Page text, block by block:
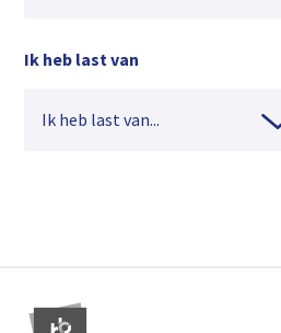
Ik heb last van
Ik heb last van...